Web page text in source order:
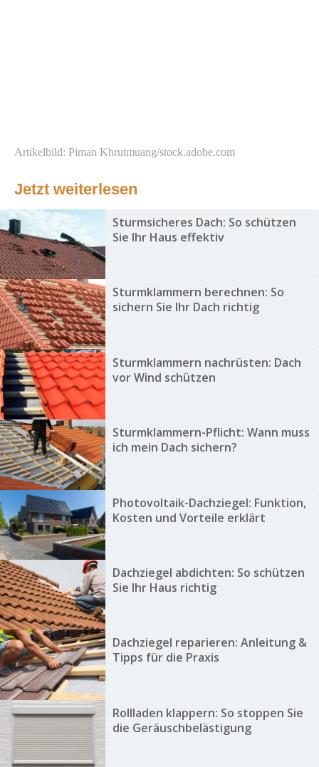
Artikelbild: Piman Khrutmuang/stock.adobe.com
Jetzt weiterlesen
Sturmsicheres Dach: So schützen
Sie Ihr Haus effektiv
Sturmklammern berechnen: So
sichern Sie Ihr Dach richtig
Sturmklammern nachrüsten: Dach
vor Wind schützen
Sturmklammern-Pflicht: Wann muss
ich mein Dach sichern?
Photovoltaik-Dachziegel: Funktion,
Kosten und Vorteile erklärt
Dachziegel abdichten: So schützen
Sie Ihr Haus richtig
Dachziegel reparieren: Anleitung &
Tipps für die Praxis
Rollladen klappern: So stoppen Sie
die Geräuschbelästigung